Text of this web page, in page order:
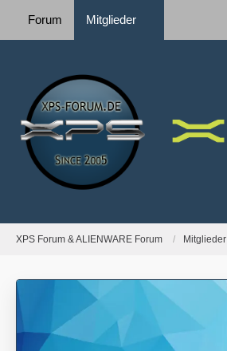
Forum Mitglieder
XPS Forum & ALIENWARE Forum Mitglieder